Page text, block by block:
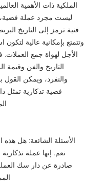
الملكية ذات الأهمية
ليست مجرد عملة
فنية ترمز إلى التاريخ
وتتمتع بإمكانية عالية لتكون
الأجل لهواة جمع
التاريخ والفن وقيمة
والتفرد، ويمكن القول
فضية تذكارية تمثل
الأسئلة الشائعة: هل هذه
نعم. إنها عملة
صادرة عن دار سك